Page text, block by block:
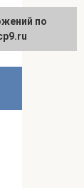
по